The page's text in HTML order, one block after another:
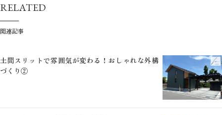
関連記事
RELATED
土間スリットで雰囲気が変わる！おしゃれな外構
づくり②